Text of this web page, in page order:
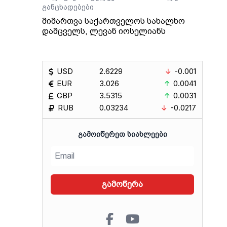
განცხადებები
მიმართვა საქართველოს სახალხო
დამცველს, ლევან იოსელიანს
USD
EUR
GBP
RUB
2.6229
3.026
3.5315
0.03234
-0.001
0.0041
0.0031
-0.0217
ᲒᲐᲛᲝᲘᲬᲔᲠᲔᲗ ᲡᲘᲐᲮᲚᲔᲔᲑᲘ
გამოწერა